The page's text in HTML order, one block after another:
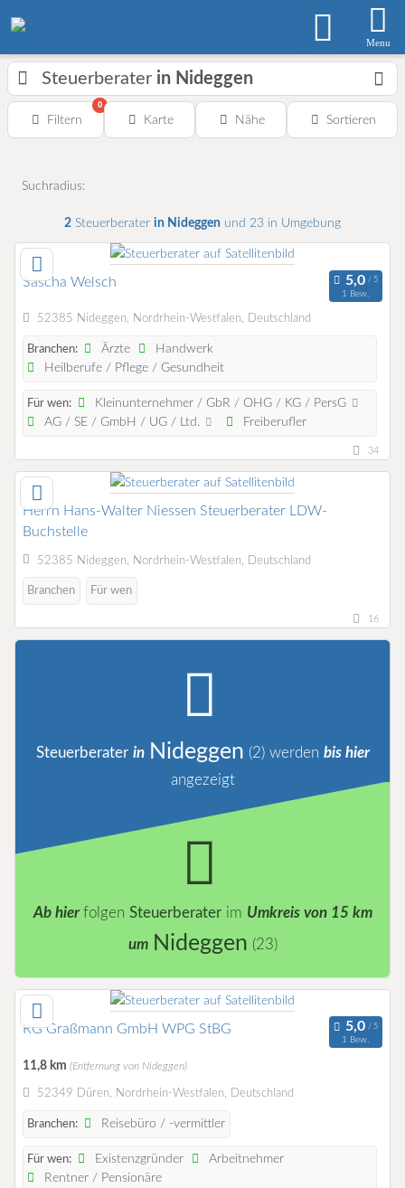
Menu
Steuerberater in Nideggen
Filtern
0
Karte Nähe Sortieren
Suchradius:
2 Steuerberater in Nideggen und 23 in Umgebung
Sascha Welsch
1 Bew.
52385 Nideggen, Nordrhein-Westfalen, Deutschland
Branchen: Ärzte
Handwerk
Heilberufe / Pflege / Gesundheit
Für wen:
Kleinunternehmer / GbR / OHG / KG / PersG
AG / SE / GmbH / UG / Ltd.
Freiberufler
34
Herrn Hans-Walter Niessen Steuerberater LDW-
Buchstelle
52385 Nideggen, Nordrhein-Westfalen, Deutschland
Branchen Für wen
16
Steuerberater in Nideggen (2)werden bis hier
angezeigt
Ab hierfolgen Steuerberaterim Umkreis von 15 km
um Nideggen (23)
RG Graßmann GmbH WPG StBG
1 Bew.
11,8 km (Entfernung von Nideggen)
52349 Düren, Nordrhein-Westfalen, Deutschland
Branchen: Reisebüro / -vermittler
Für wen: Existenzgründer
Arbeitnehmer
Rentner / Pensionäre